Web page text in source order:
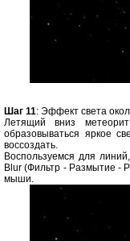
Шаг 11: Эффект света
Летящий вниз
образовываться яркое
воссоздать.
Воспользуемся для
Blur (Фильтр - Размытие -
мыши.